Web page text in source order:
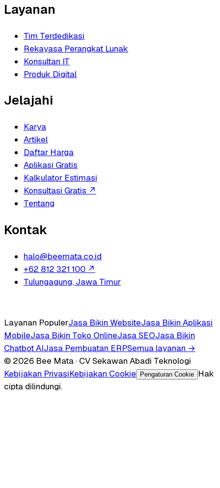
Layanan
Tim Terdedikasi
Rekayasa Perangkat Lunak
Konsultan IT
Produk Digital
Jelajahi
Karya
Artikel
Daftar Harga
Aplikasi Gratis
Kalkulator Estimasi
Konsultasi Gratis ↗
Tentang
Kontak
halo@beemata.co.id
+62 812 321 100 ↗
Tulungagung, Jawa Timur
Layanan PopulerJasa Bikin WebsiteJasa Bikin Aplikasi
MobileJasa Bikin Toko OnlineJasa SEOJasa Bikin
Chatbot AIJasa Pembuatan ERPSemua layanan →
© 2026 Bee Mata · CV Sekawan Abadi Teknologi
Kebijakan PrivasiKebijakan Cookie Pengaturan Cookie
Hak
cipta dilindungi.